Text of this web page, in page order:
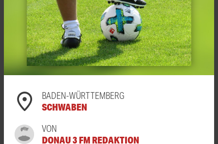
BADEN-WÜRTTEMBERG
SCHWABEN
VON
DONAU 3 FM REDAKTION